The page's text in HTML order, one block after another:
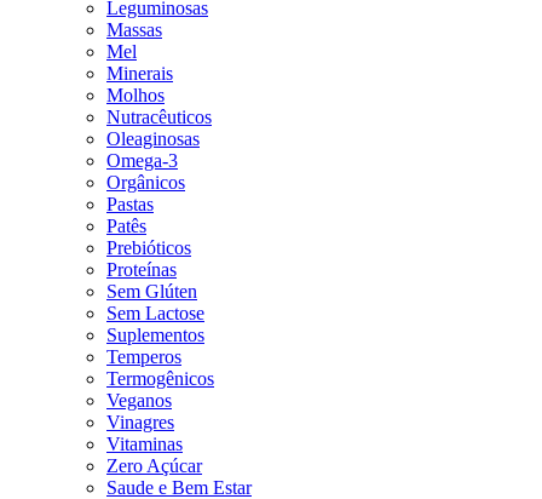
Leguminosas
Massas
Mel
Minerais
Molhos
Nutracêuticos
Oleaginosas
Omega-3
Orgânicos
Pastas
Patês
Prebióticos
Proteínas
Sem Glúten
Sem Lactose
Suplementos
Temperos
Termogênicos
Veganos
Vinagres
Vitaminas
Zero Açúcar
Saude e Bem Estar